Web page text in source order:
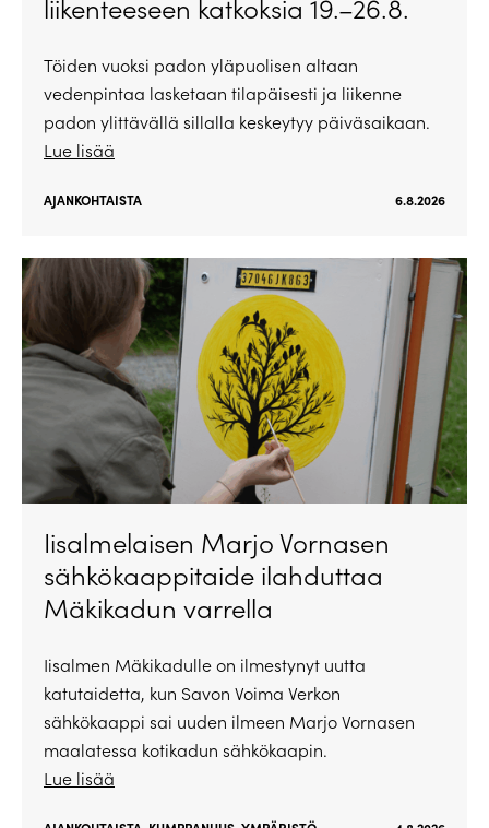
liikenteeseen katkoksia 19.–26.8.
Töiden vuoksi padon yläpuolisen altaan
vedenpintaa lasketaan tilapäisesti ja liikenne
padon ylittävällä sillalla keskeytyy päiväsaikaan.
Lue lisää
AJANKOHTAISTA 6.8.2026
Iisalmelaisen Marjo Vornasen
sähkökaappitaide ilahduttaa
Mäkikadun varrella
Iisalmen Mäkikadulle on ilmestynyt uutta
katutaidetta, kun Savon Voima Verkon
sähkökaappi sai uuden ilmeen Marjo Vornasen
maalatessa kotikadun sähkökaapin.
Lue lisää